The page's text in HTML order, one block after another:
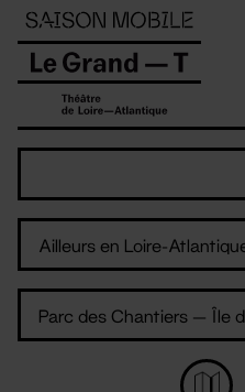
Panneau de gestion des cookies